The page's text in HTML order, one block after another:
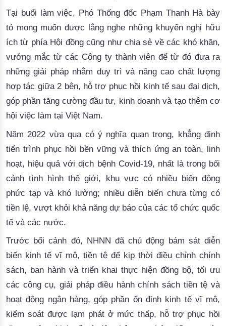
Tại buổi làm việc, Phó Thống đốc Phạm Thanh Hà bày
tỏ mong muốn được lắng nghe những khuyến nghị hữu
ích từ phía Hội đồng cũng như chia sẻ về các khó khăn
vướng mắc từ các Công ty thành viên để từ đó đưa ra
những giải pháp nhằm duy trì và nâng cao chất lượng
hợp tác giữa 2 bên, hỗ trợ phục hồi kinh tế sau đại dịch
góp phần tăng cường đầu tư, kinh doanh và tạo thêm cơ
hội việc làm tại Việt Nam.
Năm 2022 vừa qua có ý nghĩa quan trọng, khẳng định
tiến trình phục hồi bền vững và thích ứng an toàn, linh
hoạt, hiệu quả với dịch bệnh Covid-19, nhất là trong bối
cảnh tình hình thế giới, khu vực có nhiều biến động
phức tạp và khó lường; nhiều diễn biến chưa từng có
tiền lệ, vượt khỏi khả năng dự báo của các tổ chức quốc
tế và các nước.
Trước bối cảnh đó, NHNN đã chủ động bám sát diễn
biến kinh tế vĩ mô, tiền tệ để kịp thời điều chỉnh chính
sách, ban hành và triển khai thực hiện đồng bộ, tối ưu
các công cụ, giải pháp điều hành chính sách tiền tệ và
hoạt động ngân hàng, góp phần ổn định kinh tế vĩ mô
kiểm soát được lạm phát ở mức thấp, hỗ trợ phục hồi